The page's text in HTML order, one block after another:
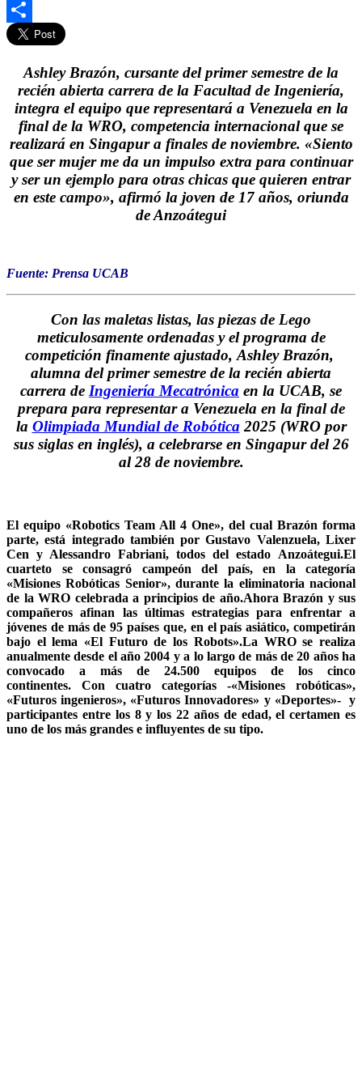
Gmail
Compartir
Ashley Brazón, cursante del primer semestre de la
recién abierta carrera de la Facultad de Ingeniería,
integra el equipo que representará a Venezuela en la
final de la WRO, competencia internacional que se
realizará en Singapur a finales de noviembre. «Siento
que ser mujer me da un impulso extra para continuar
y ser un ejemplo para otras chicas que quieren entrar
en este campo», afirmó la joven de 17 años, oriunda
de Anzoátegui
Fuente: Prensa UCAB
Con las maletas listas, las piezas de Lego
meticulosamente ordenadas y el programa de
competición finamente ajustado, Ashley Brazón,
alumna delprimer semestre de la recién abierta
carrera de Ingeniería Mecatrónica en la UCAB, se
prepara para representar a Venezuela en la final de
la Olimpiada Mundial de Robótica 2025 (WROpor
sus siglas en inglés), a celebrarse en Singapur del 26
al 28 de noviembre.
El equipo «Robotics Team All 4 One», del cual Brazón forma
parte, está integrado también por Gustavo Valenzuela, Lixer
Cen y Alessandro Fabriani, todos del estado Anzoátegui.El
cuarteto se consagró campeón del país, en la categoría
«Misiones Robóticas Senior», durante la eliminatoria nacional
de la WRO celebrada a principios de año.Ahora Brazón y sus
compañeros afinan las últimas estrategias para enfrentar a
jóvenes de más de 95 países que, en el país asiático, competirán
bajo el lema «El Futuro de los Robots».La WRO se realiza
anualmente desde el año 2004 y a lo largo de más de 20 años ha
convocado a más de 24.500 equipos de los cinco
continentes. Con cuatro categorías -«Misiones robóticas»,
«Futuros ingenieros», «Futuros Innovadores» y «Deportes»- y
participantes entre los 8 y los 22 años de edad, el certamen es
uno de los más grandes e influyentes de su tipo.